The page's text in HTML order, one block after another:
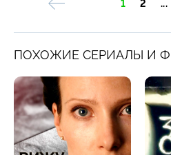
1 2 ...
ПОХОЖИЕ СЕРИАЛЫ И